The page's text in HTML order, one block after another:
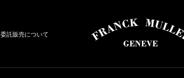
委託販売について